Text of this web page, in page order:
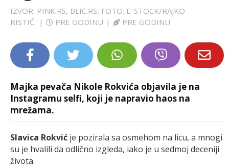
IZVOR: PINK.RS, BLIC.RS, FOTO: E-STOCK/RAJKO
RISTIĆ
| PRE GODINU | PRE GODINU
Majka pevača Nikole Rokvića objavila je na
Instagramu selfi, koji je napravio haos na
mrežama.
Slavica Rokvić je pozirala sa osmehom na licu, a mnogi
su je hvalili da odlično izgleda, iako je u sedmoj deceniji
života.